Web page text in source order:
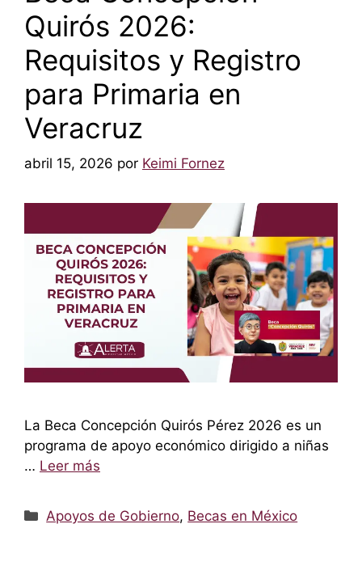
Quirós 2026:
Requisitos y Registro
para Primaria en
Veracruz
abril 15, 2026 por Keimi Fornez
La Beca Concepción Quirós Pérez 2026 es un
programa de apoyo económico dirigido a niñas
… Leer más
Categorías
Apoyos de Gobierno, Becas en México